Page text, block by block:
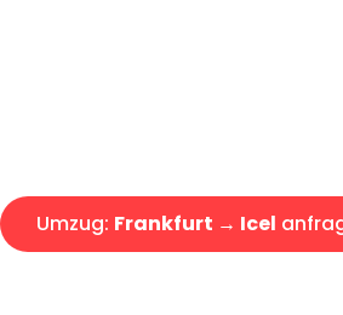
Umzug: Frankfurt → Icel